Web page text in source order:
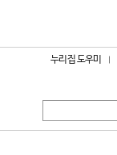
누리집 도우미